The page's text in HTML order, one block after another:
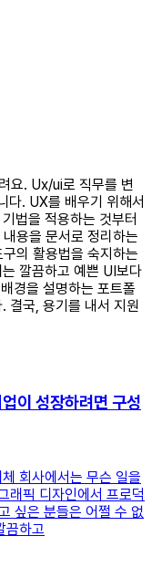
요. Ux/ui로 직무를 변
다. UX를 배우기 위해서
법을 적용하는 것부터
용을 문서로 정리하는
의 활용법을 숙지하는
깔끔하고 예쁜 UI보다
경을 설명하는 포트폴
결국, 용기를 내서 지원
이 성장하려면 구성
회사에서는 무슨 일을
래픽 디자인에서 프로덕
싶은 분들은 어쩔 수 없
끔하고